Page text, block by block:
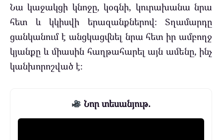
Նա կաջակցի կնոջը, կօգնի, կուրախանա նրա
հետ և կկիսվի երազանքներով։ Տղամարդը
ցանկանում է անցկացվնել նրա հետ իր ամբողջ
կյանքը և միասին հաղթահարել այն ամենը, ինչ
կանխորոշված է։
Նոր տեսանյութ.